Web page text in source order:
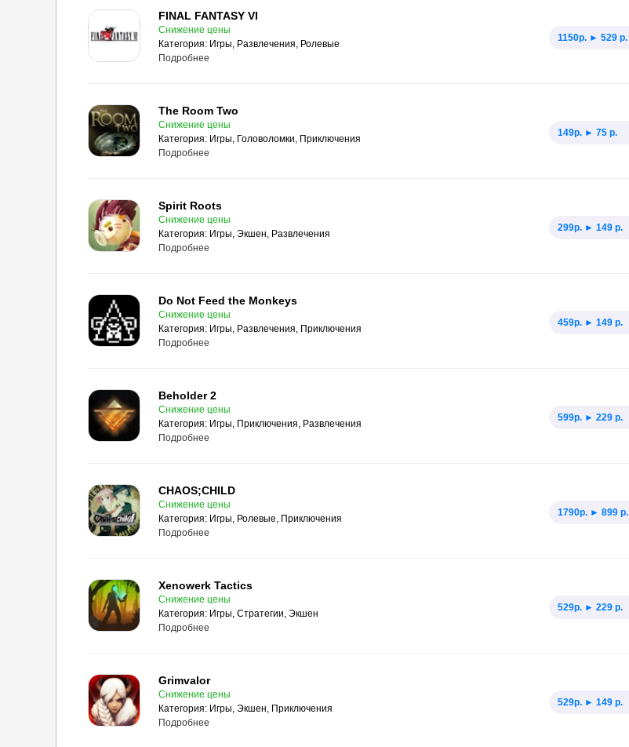
FINAL FANTASY VI
Снижение цены
Категория: Игры, Развлечения, Ролевые
1150p. ► 529 р.
Подробнее
The Room Two
Снижение цены
Категория: Игры, Головоломки, Приключения
149p. ► 75 р.
Подробнее
Spirit Roots
Снижение цены
Категория: Игры, Экшен, Развлечения
299p. ► 149 р.
Подробнее
Do Not Feed the Monkeys
Снижение цены
Категория: Игры, Развлечения, Приключения
459p. ► 149 р.
Подробнее
Beholder 2
Снижение цены
Категория: Игры, Приключения, Развлечения
599p. ► 229 р.
Подробнее
CHAOS;CHILD
Снижение цены
Категория: Игры, Ролевые, Приключения
1790p. ► 899 р.
Подробнее
Xenowerk Tactics
Снижение цены
Категория: Игры, Стратегии, Экшен
529p. ► 229 р.
Подробнее
Grimvalor
Снижение цены
Категория: Игры, Экшен, Приключения
529p. ► 149 р.
Подробнее